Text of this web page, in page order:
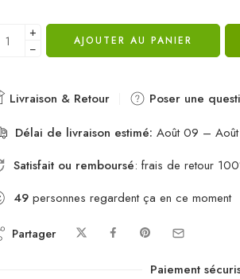
+
−
AJOUTER AU PANIER
Livraison & Retour
Poser une
Délai de livraison estimé: Août 09 – Août
Satisfait ou remboursé: frais de retour
49 personnes regardent ça en ce moment
Partager
Paiement